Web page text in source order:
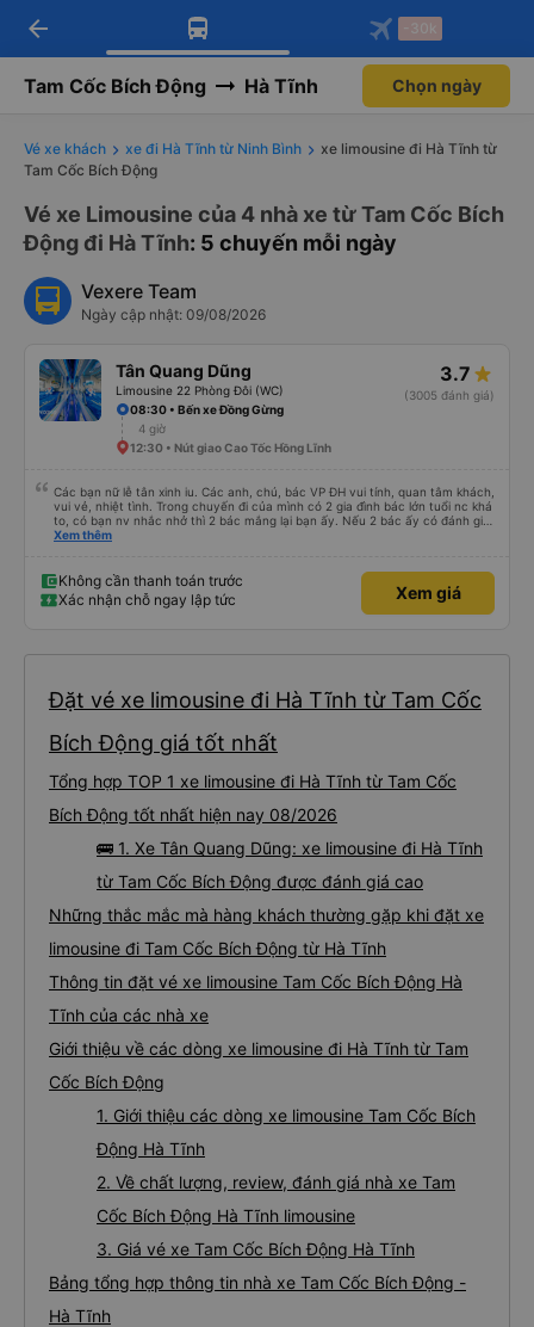
Tải app Vexere ngay!
Nhận ưu đãi thành viên độc
Mở app
Tải app Vexere
-30k/ghế khi đặt vé máy bay qua
Mở app
arrow_back -30k
Tam Cốc Bích Động Hà Tĩnh Chọn ngày
Vé xe khách xe đi Hà Tĩnh từ Ninh Bình
xe limousine đi Hà Tĩnh từ
Tam Cốc Bích Động
Vé xe Limousine của 4 nhà xe từ Tam Cốc Bích
Động đi Hà Tĩnh: 5 chuyến mỗi ngày
Vexere Team
Ngày cập nhật: 09/08/2026
Tân Quang Dũng
Limousine 22 Phòng Đôi (WC)
3.7
(3005 đánh giá)
08:30 • Bến xe Đồng Gừng
4 giờ
12:30 • Nút giao Cao Tốc Hồng Lĩnh
Các bạn nữ lễ tân xinh iu. Các anh, chú, bác VP ĐH vui tính, quan tâm khách,
vui vẻ, nhiệt tình. Trong chuyến đi của mình có 2 gia đình bác lớn tuổi nc khá
to, có bạn nv nhắc nhở thì 2 bác mắng lại bạn ấy. Nếu 2 bác ấy có đánh giá
xấu thì mình ngược lại nha. Bạn ấy nhắc nhở rất đúng. 2 bác nói rất to. To
bạn ấy nha. Nếu bạn ấy bị trừ thì bảo bạn ấy liên hệ sđt của mình, mình hỗ
trợ ạ. Số mình đuôi 666, chuyến ĐH-NT ngày 16/1. À các bạn nữ lễ tân xinh
iu còn đổi cho mình phòng đơn sang đôi xong còn note là (một mình) yêu
Xem thêm
Không cần thanh toán trước
Xác nhận chỗ ngay lập tức
Xem giá
Đặt vé xe limousine đi Hà Tĩnh từ Tam Cốc
Bích Động giá tốt nhất
Tổng hợp TOP 1 xe limousine đi Hà Tĩnh từ Tam Cốc
Bích Động tốt nhất hiện nay 08/2026
🚌 1. Xe Tân Quang Dũng: xe limousine đi Hà Tĩnh
từ Tam Cốc Bích Động được đánh giá cao
Những thắc mắc mà hàng khách thường gặp khi đặt xe
limousine đi Tam Cốc Bích Động từ Hà Tĩnh
Thông tin đặt vé xe limousine Tam Cốc Bích Động Hà
Tĩnh của các nhà xe
Giới thiệu về các dòng xe limousine đi Hà Tĩnh từ Tam
Cốc Bích Động
1. Giới thiệu các dòng xe limousine Tam Cốc Bích
Động Hà Tĩnh
2. Về chất lượng, review, đánh giá nhà xe Tam
Cốc Bích Động Hà Tĩnh limousine
3. Giá vé xe Tam Cốc Bích Động Hà Tĩnh
Bảng tổng hợp thông tin nhà xe Tam Cốc Bích Động -
Hà Tĩnh